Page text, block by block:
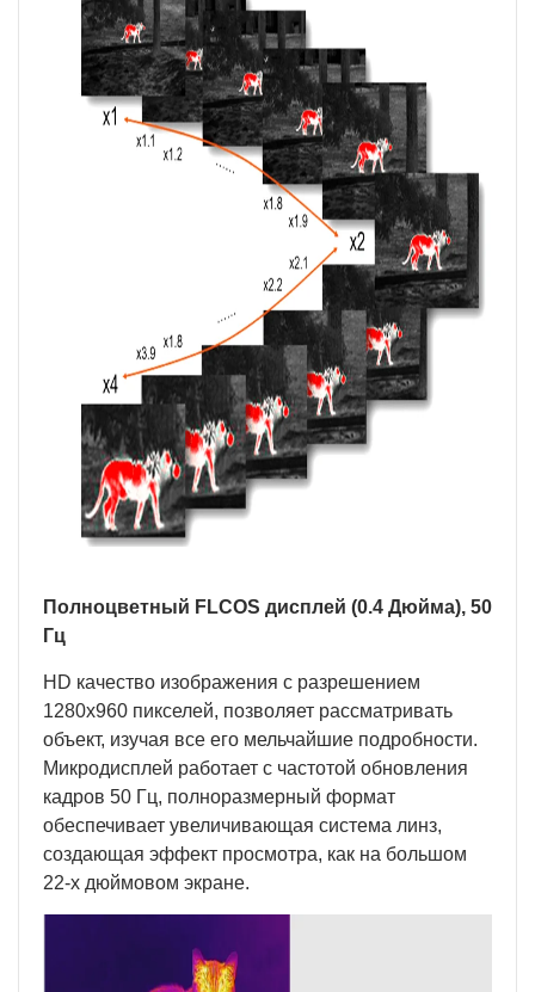
Полноцветный FLCOS дисплей (0.4 Дюйма), 50
Гц
HD качество изображения с разрешением
1280х960 пикселей, позволяет рассматривать
объект, изучая все его мельчайшие подробности.
Микродисплей работает с частотой обновления
кадров 50 Гц, полноразмерный формат
обеспечивает увеличивающая система линз,
создающая эффект просмотра, как на большом
22-х дюймовом экране.